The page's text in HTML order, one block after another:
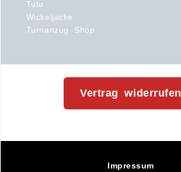
Tutu
Wickeljacke
Turnanzug Shop
Vertrag widerrufen
Impressum